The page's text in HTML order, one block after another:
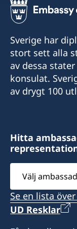
Kontakta
aires@gov.se
+54 9 11
Adress:
La Rioja 355
Honorärkonsul
Mónica
+54 2901 423240
Mobil:
+54 9 2901
E-post:
Adress:
Gobernador Paz
V9410BBE
Argentina
Vänligen boka
besök.
Sverige har
stort sett alla
av dessa
konsulat.
av drygt 100
Hitta
Välj
ambassad
Se en lista
UD Resklar